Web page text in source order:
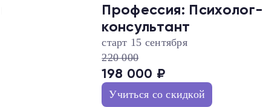
Обучение РО ДБТ в России
Реферальная программа
Мастерская профессионального контента
Профессия: Психолог-
консультант
старт 15 сентября
220 000
198 000 ₽
Учиться со скидкой